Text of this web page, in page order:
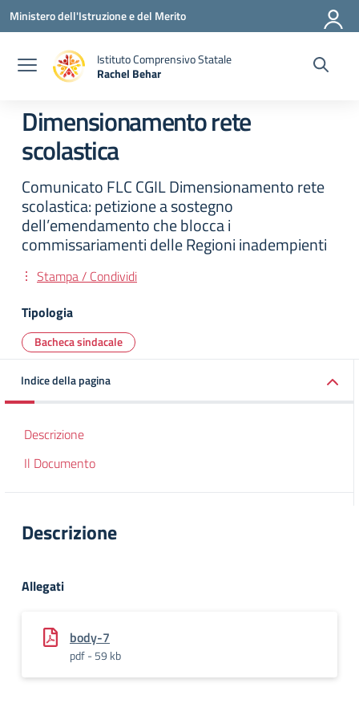
Vai ai contenuti
Vai al menu di navigazione
Vai al footer
Ministero dell'Istruzione e del Merito
Istituto Comprensivo Statale
Rachel Behar
Dimensionamento rete
scolastica
Comunicato FLC CGIL Dimensionamento rete
scolastica: petizione a sostegno
dell’emendamento che blocca i
commissariamenti delle Regioni inadempienti
Stampa / Condividi
Tipologia
Bacheca sindacale
Indice della pagina
Descrizione
Il Documento
Descrizione
Allegati
body-7
pdf - 59 kb